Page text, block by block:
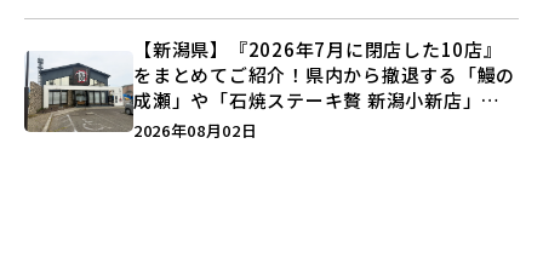
【新潟県】『2026年7月に閉店した10店』
をまとめてご紹介！県内から撤退する「鰻の
成瀬」や「石焼ステーキ贅 新潟小新店」が
営業に幕…。
2026年08月02日